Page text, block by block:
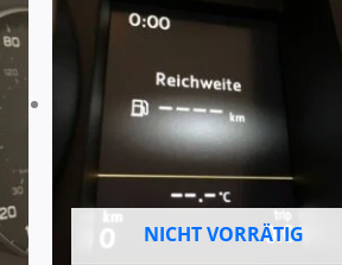
NICHT VORRÄTIG